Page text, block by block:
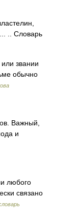
.. Словарь
звании
обычно
Важный,
и
любого
связано